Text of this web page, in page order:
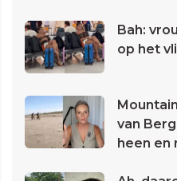
Bah:
op het
van
heen en